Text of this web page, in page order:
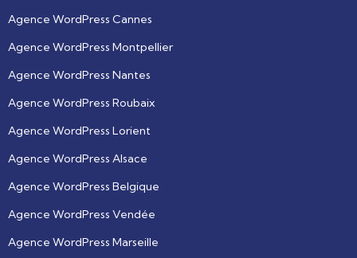
Agence WordPress Cannes
Agence WordPress Montpellier
Agence WordPress Nantes
Agence WordPress Roubaix
Agence WordPress Lorient
Agence WordPress Alsace
Agence WordPress Belgique
Agence WordPress Vendée
Agence WordPress Marseille